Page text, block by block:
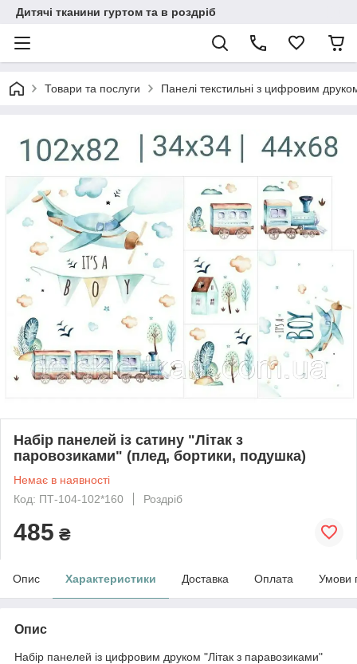
Дитячі тканини гуртом та в роздріб
Товари та послуги Панелі текстильні з цифровим
Набір панелей із сатину "Літак з
паровозиками" (плед, бортики, подушка)
Немає в наявності
Код: ПТ-104-102*160
Роздріб
485 ₴
Опис Характеристики Доставка Оплата Умови
Опис
Набір панелей із цифровим друком "Літак з паравозиками"